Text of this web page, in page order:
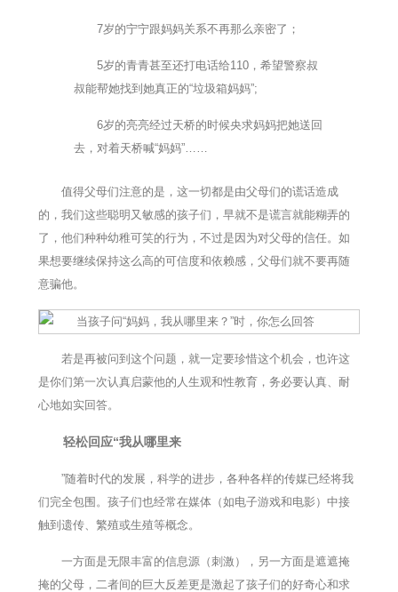
7岁的宁宁跟妈妈关系不再那么亲密了；
5岁的青青甚至还打电话给110，希望警察叔
叔能帮她找到她真正的“垃圾箱妈妈”;
6岁的亮亮经过天桥的时候央求妈妈把她送回
去，对着天桥喊“妈妈”……
值得父母们注意的是，这一切都是由父母们的谎话造成
的，我们这些聪明又敏感的孩子们，早就不是谎言就能糊弄的
了，他们种种幼稚可笑的行为，不过是因为对父母的信任。如
果想要继续保持这么高的可信度和依赖感，父母们就不要再随
意骗他。
若是再被问到这个问题，就一定要珍惜这个机会，也许这
是你们第一次认真启蒙他的人生观和性教育，务必要认真、耐
心地如实回答。
轻松回应“我从哪里来
”随着时代的发展，科学的进步，各种各样的传媒已经将我
们完全包围。孩子们也经常在媒体（如电子游戏和电影）中接
触到遗传、繁殖或生殖等概念。
一方面是无限丰富的信息源（刺激），另一方面是遮遮掩
掩的父母，二者间的巨大反差更是激起了孩子们的好奇心和求